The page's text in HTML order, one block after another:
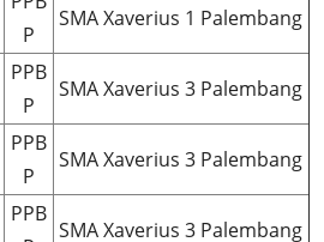
P
SMA Xaverius 1 Palembang
PPB
P
SMA Xaverius 3 Palembang
PPB
P
SMA Xaverius 3 Palembang
PPB
SMA Xaverius 3 Palembang